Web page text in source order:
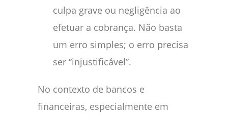
culpa grave ou negligência ao
efetuar a cobrança. Não basta
um erro simples; o erro precisa
ser “injustificável”.
No contexto de bancos e
financeiras, especialmente em